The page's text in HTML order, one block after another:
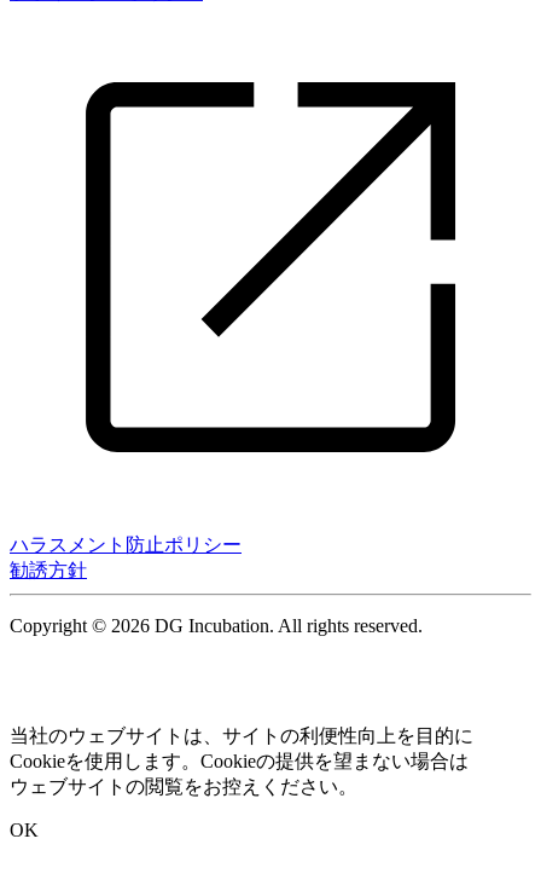
ハラスメント防止ポリシー
勧誘方針
Copyright © 2026 DG Incubation. All rights reserved.
当社のウェブサイトは、サイトの利便性向上を目的に
Cookieを使用します。Cookieの提供を望まない場合は
ウェブサイトの閲覧をお控えください。
OK